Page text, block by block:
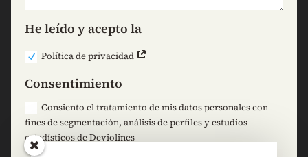
He leído y acepto la
Política de privacidad
Consentimiento
Consiento el tratamiento de mis datos personales con
fines de segmentación, análisis de perfiles y estudios
estadísticos de Deviolines